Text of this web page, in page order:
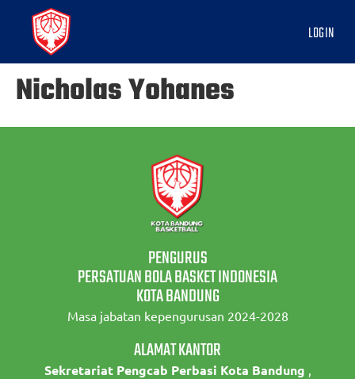
LOGIN
Nicholas Yohanes
PENGURUS
PERSATUAN BOLA BASKET INDONESIA
KOTA BANDUNG
Masa jabatan kepengurusan 2024-2028
ALAMAT KANTOR
Sekretariat Pengcab Perbasi Kota Bandung ,